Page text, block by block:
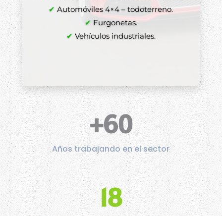
✔ Automóviles 4×4 – todoterreno.
✔ Furgonetas.
✔ Vehículos industriales.
+60
Años trabajando en el sector
18